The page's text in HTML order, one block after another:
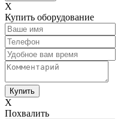
Х
Купить оборудование
Х
Похвалить